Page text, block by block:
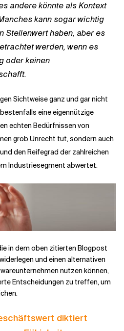
andere könnte als Kontext
kann sogar wichtig
Stellenwert haben, aber es
werden, wenn es
oder keinen
Sichtweise ganz und gar nicht
eine eigennützige
echten Bedürfnissen von
grob Unrecht tut, sondern auch
den Reifegrad der zahlreichen
Industriesegment abwertet.
in dem oben zitierten Blogpost
und einen alternativen
nutzen können,
Entscheidungen zu treffen, um
diktiert